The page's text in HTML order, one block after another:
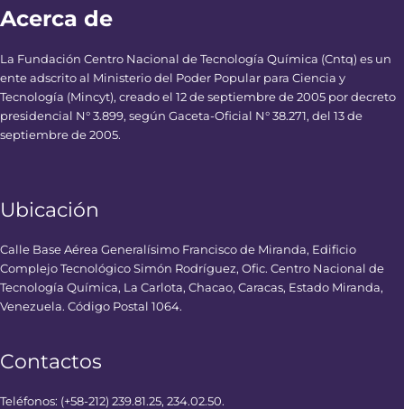
Acerca de
La Fundación Centro Nacional de Tecnología Química (Cntq) es un
ente adscrito al Ministerio del Poder Popular para Ciencia y
Tecnología (Mincyt), creado el 12 de septiembre de 2005 por decreto
presidencial N° 3.899, según Gaceta-Oficial N° 38.271, del 13 de
septiembre de 2005.
Ubicación
Calle Base Aérea Generalísimo Francisco de Miranda, Edificio
Complejo Tecnológico Simón Rodríguez, Ofic. Centro Nacional de
Tecnología Química, La Carlota, Chacao, Caracas, Estado Miranda,
Venezuela. Código Postal 1064.
Contactos
Teléfonos: (+58-212) 239.81.25, 234.02.50.